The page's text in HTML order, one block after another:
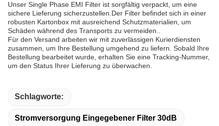
Unser Single Phase EMI Filter ist sorgfältig verpackt, um eine
sichere Lieferung sicherzustellen.Der Filter befindet sich in einer
robusten Kartonbox mit ausreichend Schutzmaterialien, um
Schäden während des Transports zu vermeiden..
Für den Versand arbeiten wir mit zuverlässigen Kurierdiensten
zusammen, um Ihre Bestellung umgehend zu liefern. Sobald Ihre
Bestellung bearbeitet wurde, erhalten Sie eine Tracking-Nummer,
um den Status Ihrer Lieferung zu überwachen.
Schlagworte:
Stromversorgung Eingegebener Filter 30dB